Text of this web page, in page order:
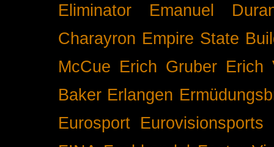
Eliminator
Emanuel
Charayron Empire State
McCue Erich Gruber Erich
Baker Erlangen
Eurosport Eurovisionsports